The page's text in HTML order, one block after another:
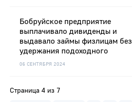
06 СЕНТЯБРЯ 2024
Бобруйское предприятие
выплачивало дивиденды и
выдавало займы физлицам без
удержания подоходного
Страница 4 из 7